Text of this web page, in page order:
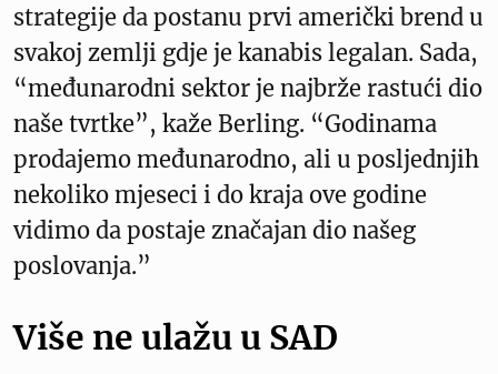
strategije da postanu prvi američki brend u
svakoj zemlji gdje je kanabis legalan. Sada,
“međunarodni sektor je najbrže rastući dio
naše tvrtke”, kaže Berling. “Godinama
prodajemo međunarodno, ali u posljednjih
nekoliko mjeseci i do kraja ove godine
vidimo da postaje značajan dio našeg
poslovanja.”
Više ne ulažu u SAD